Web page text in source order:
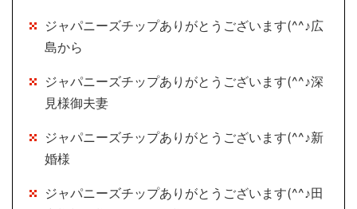
ジャパニーズチップありがとうございます(^^♪広
島から
ジャパニーズチップありがとうございます(^^♪深
見様御夫妻
ジャパニーズチップありがとうございます(^^♪新
婚様
ジャパニーズチップありがとうございます(^^♪田